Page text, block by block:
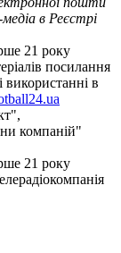
в Реєстрі
21 року
посилання
в
компаній"
21 року